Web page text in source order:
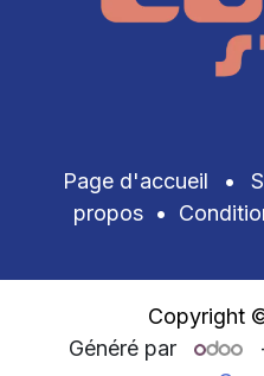
Page d'accueil •
propos •
Copyright
Généré par